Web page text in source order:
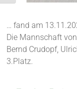
… fand am
Die Mannschaft
Bernd Crudopf,
3.Platz.